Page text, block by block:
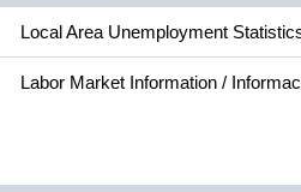
Local Area Unemployment
Labor Market Information /